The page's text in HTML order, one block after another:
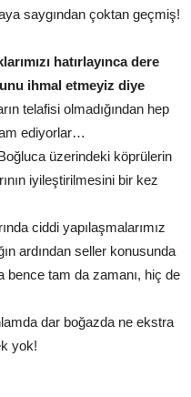
saygından çoktan geçmiş!
hatırlayınca dere
ihmal etmeyiz diye
telafisi olmadığından hep
ediyorlar…
üzerindeki köprülerin
iyileştirilmesini bir kez
ciddi yapılaşmalarımız
ardından seller konusunda
bence tam da zamanı, hiç de
dar boğazda ne ekstra
yok!